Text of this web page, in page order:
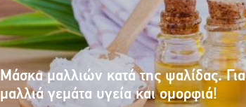
Μάσκα μαλλιών κατά της ψαλίδας. Για
μαλλιά γεμάτα υγεία και ομορφιά!